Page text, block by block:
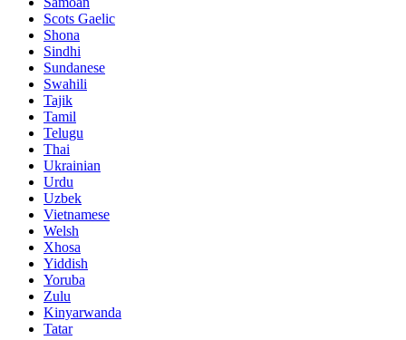
Scots Gaelic
Shona
Sindhi
Sundanese
Swahili
Tajik
Tamil
Telugu
Thai
Ukrainian
Urdu
Uzbek
Vietnamese
Welsh
Xhosa
Yiddish
Yoruba
Zulu
Kinyarwanda
Tatar